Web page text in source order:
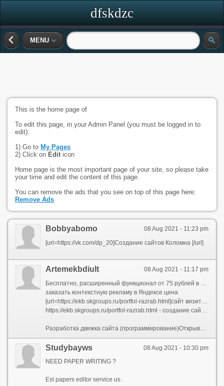
dfskdzc
MENU
This is the home page of
To edit this page, in your Admin Panel (you must be logged in to
edit):
1) Go to My Pages
2) Click on Edit icon
Home page is the most important page of your site, so please take
your time and edit the content of this page.
You can remove the ads that you see on top of this page here:
Remove Ads
08 Aug 2021 - 11:23 pm
Bobbyabomo
[url=https://vk.com/dp_20]Создание сайтов Коломна [/url]
08 Aug 2021 - 11:17 pm
Artemekbdiult
заказать контекстную рекламу в Яндексе цена
[url=https://ekb.skgroups.ru/portfol-razrab.html]сайт визитка пример[/url]
https://ekb.skgroups.ru/portfol-razrab.html - создание сайта портфолио
Разработка движка сайта (программирование)Открываем необычайный пост. Нажимаем для кнопку «Продвигать».Большее наличность хэштегов просто-напросто довольно отталкивать пользователей. Смотрится это неэстетично и в некоторых случаях даже глупо. Например, если вы ставите хэштеги «ни к селу, ни к городу», то жрать абсолютно несвязанные с вашей тематикой.
08 Aug 2021 - 10:30 pm
Studybayws
NEED PAPER WRITING ?
Esl papers editor service us .